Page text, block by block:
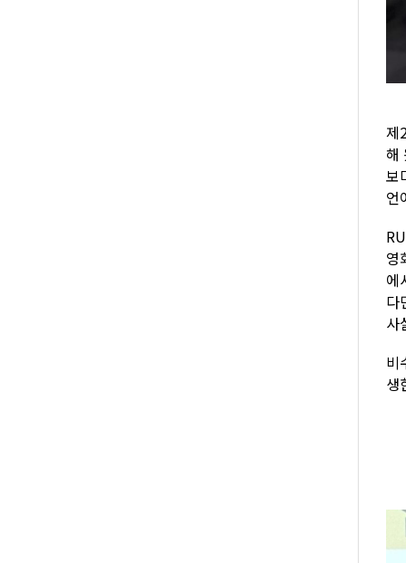
제
해
보
언
영
에
다
사
비
생